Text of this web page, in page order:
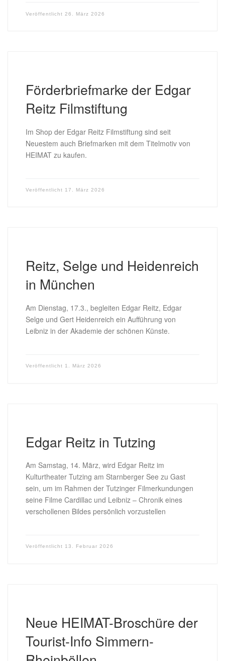
Veröffentlicht 26. März 2026
Förderbriefmarke der Edgar
Reitz Filmstiftung
Im Shop der Edgar Reitz Filmstiftung sind seit
Neuestem auch Briefmarken mit dem Titelmotiv von
HEIMAT zu kaufen.
Veröffentlicht 17. März 2026
Reitz, Selge und Heidenreich
in München
Am Dienstag, 17.3., begleiten Edgar Reitz, Edgar
Selge und Gert Heidenreich ein Aufführung von
Leibniz in der Akademie der schönen Künste.
Veröffentlicht 1. März 2026
Edgar Reitz in Tutzing
Am Samstag, 14. März, wird Edgar Reitz im
Kulturtheater Tutzing am Starnberger See zu Gast
sein, um im Rahmen der Tutzinger Filmerkundungen
seine Filme Cardillac und Leibniz – Chronik eines
verschollenen Bildes persönlich vorzustellen
Veröffentlicht 13. Februar 2026
Neue HEIMAT-Broschüre der
Tourist-Info Simmern-